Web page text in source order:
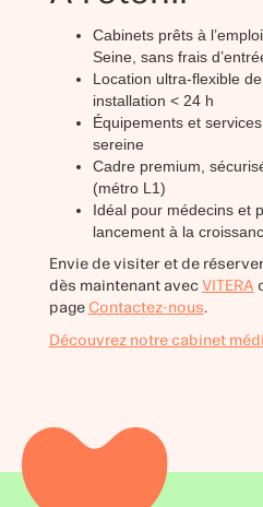
Cabinets prêts à
Seine, sans frais
Location ultra-flexible
installation < 24 h
Équipements et
sereine
Cadre premium,
(métro L1)
Idéal pour médecins et
lancement à la
Envie de visiter et de
dès maintenant avecVITERA
page Contactez-nous.
Découvrez notre cabinet